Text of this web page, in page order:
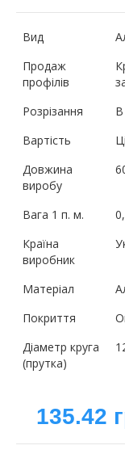
Вид
Продаж
профілів
Розрізання
В
Вартість
Довжина
виробу
Вага 1 п. м.
Країна
виробник
Матеріал
Покриття
Діаметр круга
(прутка)
135.42